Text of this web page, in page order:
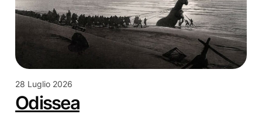
28 Luglio 2026
Odissea